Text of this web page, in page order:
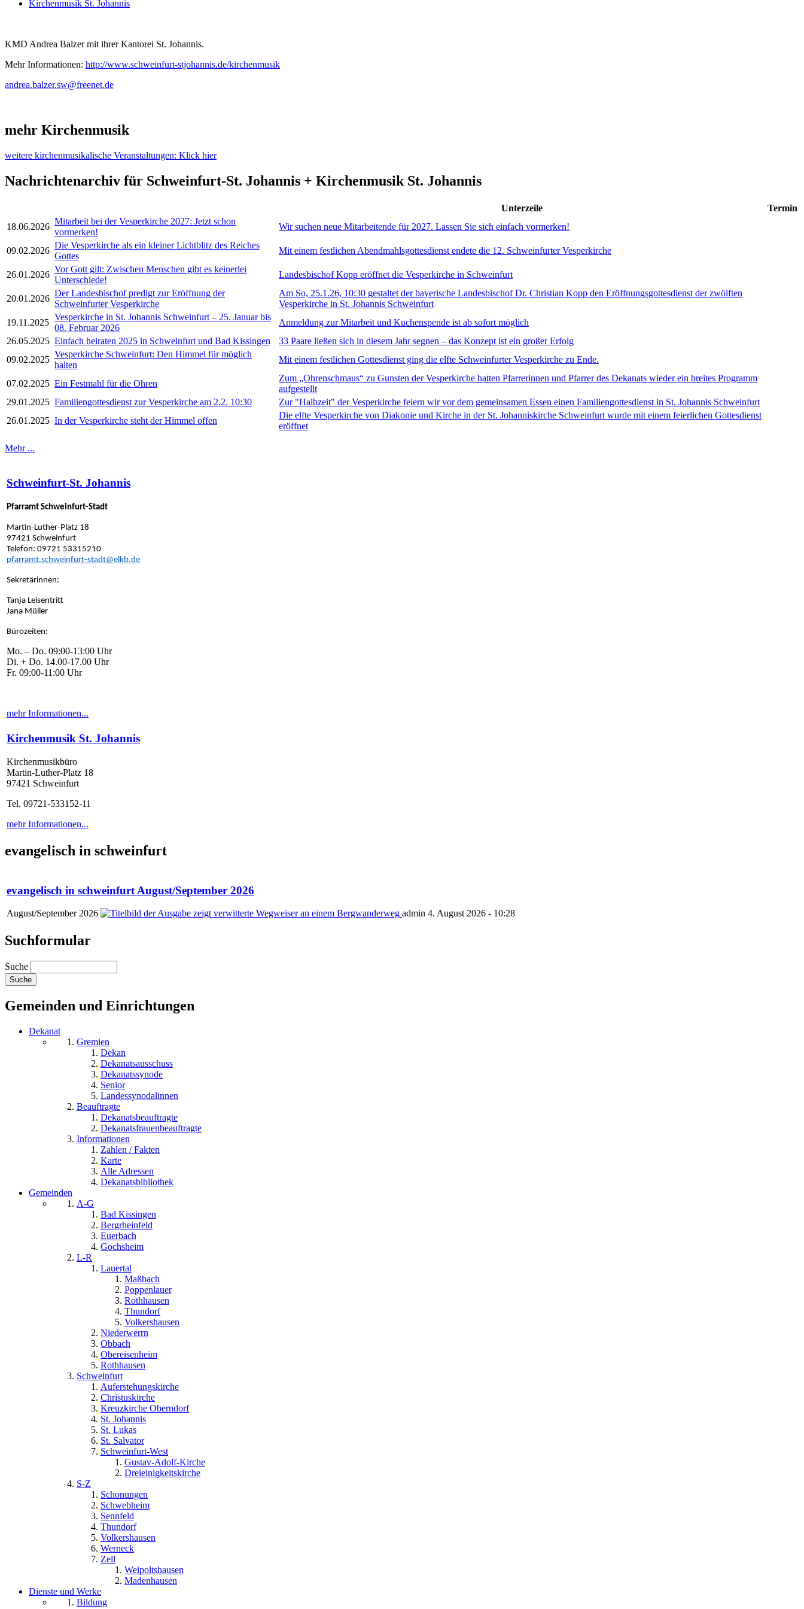
Kirchenmusik St. Johannis
KMD Andrea Balzer mit ihrer Kantorei St. Johannis.
Mehr Informationen: http://www.schweinfurt-stjohannis.de/kirchenmusik
andrea.balzer.sw@freenet.de
mehr Kirchenmusik
weitere kirchenmusikalische Veranstaltungen: Klick hier
Nachrichtenarchiv für Schweinfurt-St. Johannis + Kirchenmusik St. Johannis
Unterzeile
Termin
18.06.2026
Mitarbeit bei der Vesperkirche 2027: Jetzt schon
vormerken!
Wir suchen neue Mitarbeitende für 2027. Lassen Sie sich einfach vormerken!
09.02.2026
Die Vesperkirche als ein kleiner Lichtblitz des Reiches
Gottes
Mit einem festlichen Abendmahlsgottesdienst endete die 12. Schweinfurter Vesperkirche
26.01.2026
Vor Gott gilt: Zwischen Menschen gibt es keinerlei
Unterschiede!
Landesbischof Kopp eröffnet die Vesperkirche in Schweinfurt
20.01.2026
Der Landesbischof predigt zur Eröffnung der
Schweinfurter Vesperkirche
Am So, 25.1.26, 10:30 gestaltet der bayerische Landesbischof Dr. Christian Kopp den Eröffnungsgottesdienst der zwölften
Vesperkirche in St. Johannis Schweinfurt
19.11.2025
Vesperkirche in St. Johannis Schweinfurt – 25. Januar bis
08. Februar 2026
Anmeldung zur Mitarbeit und Kuchenspende ist ab sofort möglich
26.05.2025 Einfach heiraten 2025 in Schweinfurt und Bad Kissingen
33 Paare ließen sich in diesem Jahr segnen – das Konzept ist ein großer Erfolg
09.02.2025
Vesperkirche Schweinfurt: Den Himmel für möglich
halten
Mit einem festlichen Gottesdienst ging die elfte Schweinfurter Vesperkirche zu Ende.
07.02.2025 Ein Festmahl für die Ohren
Zum „Ohrenschmaus“ zu Gunsten der Vesperkirche hatten Pfarrerinnen und Pfarrer des Dekanats wieder ein breites Programm
aufgestellt
29.01.2025 Familiengottesdienst zur Vesperkirche am 2.2. 10:30
Zur "Halbzeit" der Vesperkirche feiern wir vor dem gemeinsamen Essen einen Familiengottesdienst in St. Johannis Schweinfurt
26.01.2025 In der Vesperkirche steht der Himmel offen
Die elfte Vesperkirche von Diakonie und Kirche in der St. Johanniskirche Schweinfurt wurde mit einem feierlichen Gottesdienst
eröffnet
Mehr ...
Schweinfurt-St. Johannis
Pfarramt Schweinfurt-Stadt
Martin-Luther-Platz 18
97421 Schweinfurt
Telefon: 09721 53315210
pfarramt.schweinfurt-stadt@elkb.de
Sekretärinnen:
Tanja Leisentritt
Jana Müller
Bürozeiten:
Mo. – Do. 09:00-13:00 Uhr
Di. + Do. 14.00-17.00 Uhr
Fr. 09:00-11:00 Uhr
mehr Informationen...
Kirchenmusik St. Johannis
Kirchenmusikbüro
Martin-Luther-Platz 18
97421 Schweinfurt
Tel. 09721-533152-11
mehr Informationen...
evangelisch in schweinfurt
evangelisch in schweinfurt August/September 2026
August/September 2026 admin 4. August 2026 - 10:28
Suchformular
Suche
Gemeinden und Einrichtungen
Dekanat
Gremien
Dekan
Dekanatsausschuss
Dekanatssynode
Senior
Landessynodalinnen
Beauftragte
Dekanatsbeauftragte
Dekanatsfrauenbeauftragte
Informationen
Zahlen / Fakten
Karte
Alle Adressen
Dekanatsbibliothek
Gemeinden
A-G
Bad Kissingen
Bergrheinfeld
Euerbach
Gochsheim
L-R
Lauertal
Maßbach
Poppenlauer
Rothhausen
Thundorf
Volkershausen
Niederwerrn
Obbach
Obereisenheim
Rothhausen
Schweinfurt
Auferstehungskirche
Christuskirche
Kreuzkirche Oberndorf
St. Johannis
St. Lukas
St. Salvator
Schweinfurt-West
Gustav-Adolf-Kirche
Dreieinigkeitskirche
S-Z
Schonungen
Schwebheim
Sennfeld
Thundorf
Volkershausen
Werneck
Zell
Weipoltshausen
Madenhausen
Dienste und Werke
Bildung